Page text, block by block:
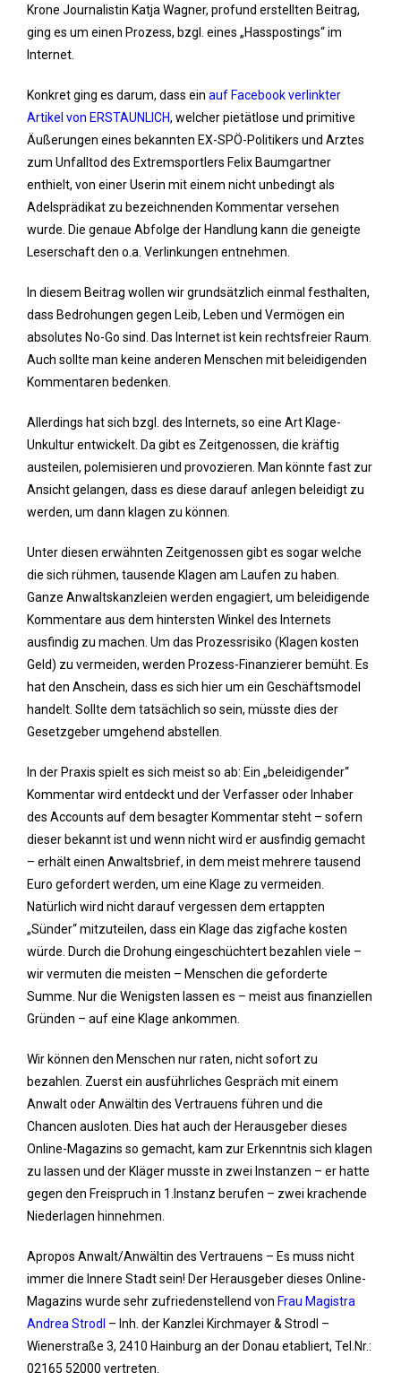
Krone Journalistin Katja Wagner, profund erstellten Beitrag,
ging es um einen Prozess, bzgl. eines „Hasspostings“ im
Internet.
Konkret ging es darum, dass ein auf Facebook verlinkter
Artikel von ERSTAUNLICH, welcher pietätlose und primitive
Äußerungen eines bekannten EX-SPÖ-Politikers und Arztes
zum Unfalltod des Extremsportlers Felix Baumgartner
enthielt, von einer Userin mit einem nicht unbedingt als
Adelsprädikat zu bezeichnenden Kommentar versehen
wurde. Die genaue Abfolge der Handlung kann die geneigte
Leserschaft den o.a. Verlinkungen entnehmen.
In diesem Beitrag wollen wir grundsätzlich einmal festhalten,
dass Bedrohungen gegen Leib, Leben und Vermögen ein
absolutes No-Go sind. Das Internet ist kein rechtsfreier Raum.
Auch sollte man keine anderen Menschen mit beleidigenden
Kommentaren bedenken.
Allerdings hat sich bzgl. des Internets, so eine Art Klage-
Unkultur entwickelt. Da gibt es Zeitgenossen, die kräftig
austeilen, polemisieren und provozieren. Man könnte fast zur
Ansicht gelangen, dass es diese darauf anlegen beleidigt zu
werden, um dann klagen zu können.
Unter diesen erwähnten Zeitgenossen gibt es sogar welche
die sich rühmen, tausende Klagen am Laufen zu haben.
Ganze Anwaltskanzleien werden engagiert, um beleidigende
Kommentare aus dem hintersten Winkel des Internets
ausfindig zu machen. Um das Prozessrisiko (Klagen kosten
Geld) zu vermeiden, werden Prozess-Finanzierer bemüht. Es
hat den Anschein, dass es sich hier um ein Geschäftsmodel
handelt. Sollte dem tatsächlich so sein, müsste dies der
Gesetzgeber umgehend abstellen.
In der Praxis spielt es sich meist so ab: Ein „beleidigender“
Kommentar wird entdeckt und der Verfasser oder Inhaber
des Accounts auf dem besagter Kommentar steht – sofern
dieser bekannt ist und wenn nicht wird er ausfindig gemacht
– erhält einen Anwaltsbrief, in dem meist mehrere tausend
Euro gefordert werden, um eine Klage zu vermeiden.
Natürlich wird nicht darauf vergessen dem ertappten
„Sünder“ mitzuteilen, dass ein Klage das zigfache kosten
würde. Durch die Drohung eingeschüchtert bezahlen viele –
wir vermuten die meisten – Menschen die geforderte
Summe. Nur die Wenigsten lassen es – meist aus finanziellen
Gründen – auf eine Klage ankommen.
Wir können den Menschen nur raten, nicht sofort zu
bezahlen. Zuerst ein ausführliches Gespräch mit einem
Anwalt oder Anwältin des Vertrauens führen und die
Chancen ausloten. Dies hat auch der Herausgeber dieses
Online-Magazins so gemacht, kam zur Erkenntnis sich klagen
zu lassen und der Kläger musste in zwei Instanzen – er hatte
gegen den Freispruch in 1.Instanz berufen – zwei krachende
Niederlagen hinnehmen.
Apropos Anwalt/Anwältin des Vertrauens – Es muss nicht
immer die Innere Stadt sein! Der Herausgeber dieses Online-
Magazins wurde sehr zufriedenstellend von Frau Magistra
Andrea Strodl – Inh. der Kanzlei Kirchmayer & Strodl –
Wienerstraße 3, 2410 Hainburg an der Donau etabliert, Tel.Nr.:
02165 52000 vertreten.